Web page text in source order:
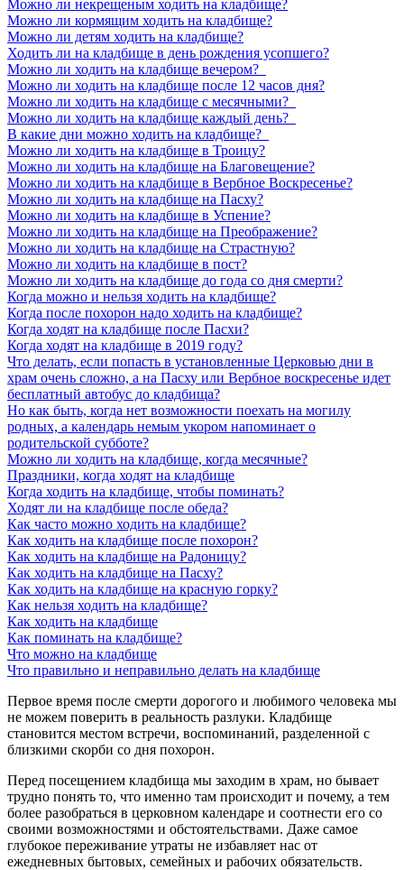
Можно ли некрещеным ходить на кладбище?
Можно ли кормящим ходить на кладбище?
Можно ли детям ходить на кладбище?
Ходить ли на кладбище в день рождения усопшего?
Можно ли ходить на кладбище вечером?
Можно ли ходить на кладбище после 12 часов дня?
Можно ли ходить на кладбище с месячными?
Можно ли ходить на кладбище каждый день?
В какие дни можно ходить на кладбище?
Можно ли ходить на кладбище в Троицу?
Можно ли ходить на кладбище на Благовещение?
Можно ли ходить на кладбище в Вербное Воскресенье?
Можно ли ходить на кладбище на Пасху?
Можно ли ходить на кладбище в Успение?
Можно ли ходить на кладбище на Преображение?
Можно ли ходить на кладбище на Страстную?
Можно ли ходить на кладбище в пост?
Можно ли ходить на кладбище до года со дня смерти?
Когда можно и нельзя ходить на кладбище?
Когда после похорон надо ходить на кладбище?
Когда ходят на кладбище после Пасхи?
Когда ходят на кладбище в 2019 году?
Что делать, если попасть в установленные Церковью дни в
храм очень сложно, а на Пасху или Вербное воскресенье идет
бесплатный автобус до кладбища?
Но как быть, когда нет возможности поехать на могилу
родных, а календарь немым укором напоминает о
родительской субботе?
Можно ли ходить на кладбище, когда месячные?
Праздники, когда ходят на кладбище
Когда ходить на кладбище, чтобы поминать?
Ходят ли на кладбище после обеда?
Как часто можно ходить на кладбище?
Как ходить на кладбище после похорон?
Как ходить на кладбище на Радоницу?
Как ходить на кладбище на Пасху?
Как ходить на кладбище на красную горку?
Как нельзя ходить на кладбище?
Как ходить на кладбище
Как поминать на кладбище?
Что можно на кладбище
Что правильно и неправильно делать на кладбище
Первое время после смерти дорогого и любимого человека мы
не можем поверить в реальность разлуки. Кладбище
становится местом встречи, воспоминаний, разделенной с
близкими скорби со дня похорон.
Перед посещением кладбища мы заходим в храм, но бывает
трудно понять то, что именно там происходит и почему, а тем
более разобраться в церковном календаре и соотнести его со
своими возможностями и обстоятельствами. Даже самое
глубокое переживание утраты не избавляет нас от
ежедневных бытовых, семейных и рабочих обязательств.